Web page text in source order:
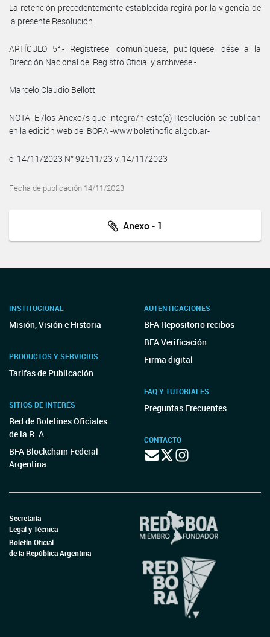
La retención precedentemente establecida regirá por la vigencia de
la presente Resolución.
ARTÍCULO 5°.- Regístrese, comuníquese, publíquese, dése a la
Dirección Nacional del Registro Oficial y archívese.-
Marcelo Claudio Bellotti
NOTA: El/los Anexo/s que integra/n este(a) Resolución se publican
en la edición web del BORA -www.boletinoficial.gob.ar-
e. 14/11/2023 N° 92511/23 v. 14/11/2023
Fecha de publicación 14/11/2023
Anexo - 1
INSTITUCIONAL
Misión, Visión e Historia
PRODUCTOS Y SERVICIOS
Tarifas de Publicación
SITIOS DE INTERÉS
Red de Boletines Oficiales
de la R. A.
BFA Blockchain Federal
Argentina
AUTENTICACIONES
BFA Repositorio recibos
BFA Verificación
Firma digital
FAQ Y TUTORIALES
Preguntas Frecuentes
CONTACTO
Secretaría
Legal y Técnica
Boletín Oficial
de la República Argentina